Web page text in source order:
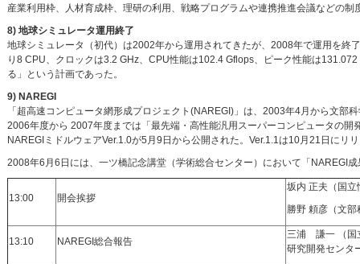
産業利用枠、人材育成枠、理研の利用、戦略プログラムや連携推進会議などの制
8) 地球シミュレータ運用終了
地球シミュレータ（初代）は2002年から運用されてきたが、2008年で運用を
り8 CPU、クロックは3.2 GHz、CPU性能は102.4 Gflops、ピーク性能は
る」という計画であった。
9) NAREGI
「超高速コンピュータ網形成プロジェクト(NAREGI)」は、2003年4月から文
2006年度から 2007年度までは「最先端・高性能汎用スーパーコンピュータの
NAREGIミドルウェアVer.1.0が5月9日から公開された。Ver.1.1は10月21日にリ
2008年6月6日には、一ツ橋記念講堂（学術総合センター）において「NAREGI
13:00 開会挨拶
坂内 正夫（国
勝野 頼彦（文
13:10 NAREGI総合報告
三浦 謙一 （国
研究開発センタ